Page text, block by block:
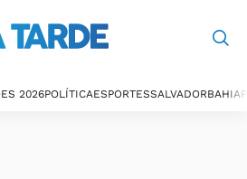
2026POLÍTICAESPORTESSALVADORBAHIA